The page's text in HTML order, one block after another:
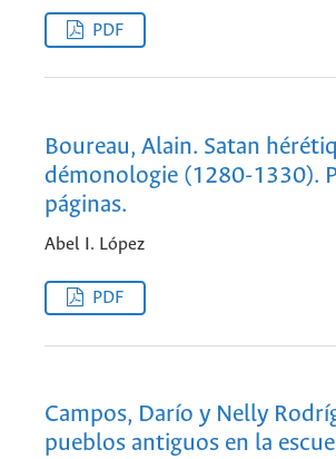
PDF
Boureau, Alain. Satan
démonologie (1280-1330).
páginas.
Abel I. López
PDF
Campos, Darío y Nelly
pueblos antiguos en la